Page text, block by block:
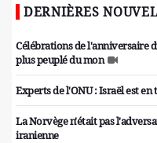
DERNIÈRES
Célébrations de l'anniversaire
plus peuplé du mon
Experts de l'ONU : Israël est
La Norvège n'était pas
iranienne